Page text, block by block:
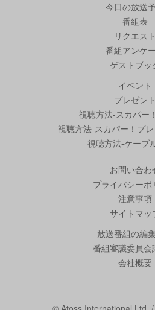
今日の放送
番組表
リクエスト
番組アンケ
ゲストブッ
イベント
プレゼント
視聴方法-スカパー
視聴方法-スカパー！プ
視聴方法-ケーブ
お問い合わ
プライバシーポ
注意事項
サイトマッ
放送番組の編
番組審議委員会
会社概要